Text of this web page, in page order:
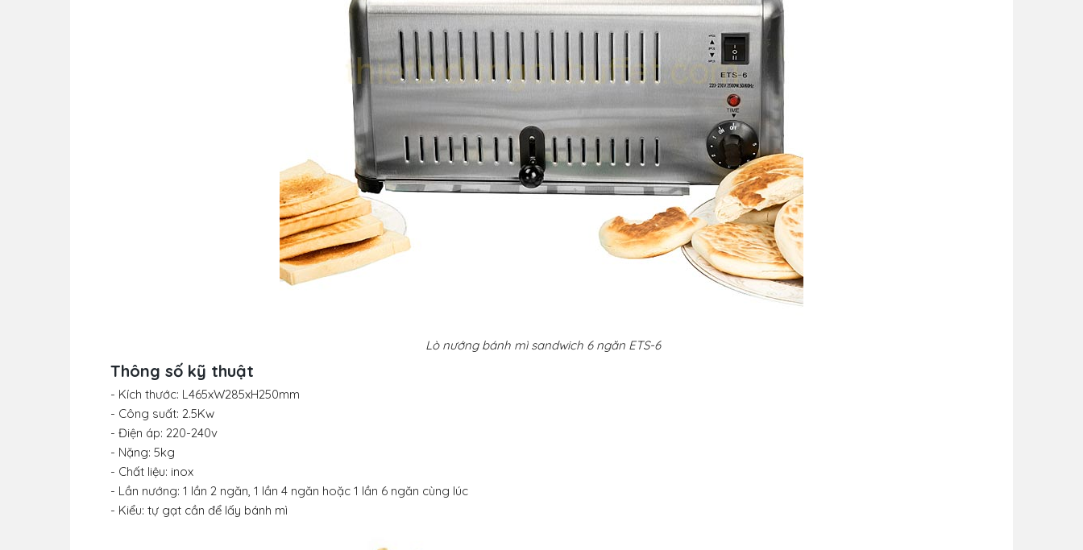
Lò nướng bánh mì sandwich 6 ngăn ETS-6
Thông số kỹ thuật
- Kích thước: L465xW285xH250mm
- Công suất: 2.5Kw
- Điện áp: 220-240v
- Nặng: 5kg
- Chất liệu: inox
- Lần nướng: 1 lần 2 ngăn, 1 lần 4 ngăn hoặc 1 lần 6 ngăn cùng lúc
- Kiểu: tự gạt cần để lấy bánh mì